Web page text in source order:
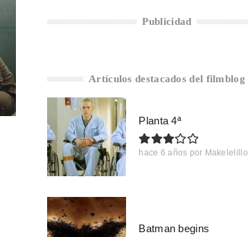
Publicidad
Artículos destacados del filmblog
Planta 4ª
hace 6 años por Makelelillo
Batman begins